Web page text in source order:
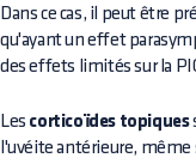
Dans ce cas, il peut être
qu'ayant un effet
des effets limités sur la
Les corticoïdes topiques
l'uvéite antérieure,